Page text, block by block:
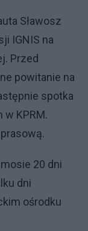
Sławosz
IGNIS na
Przed
powitanie na
spotka
KPRM.
20 dni
dni
ośrodku